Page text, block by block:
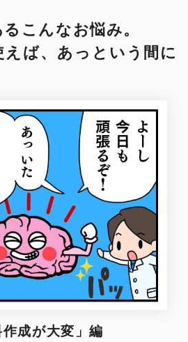
こんなお悩み。
ば、あっという間に
作成が大変」編